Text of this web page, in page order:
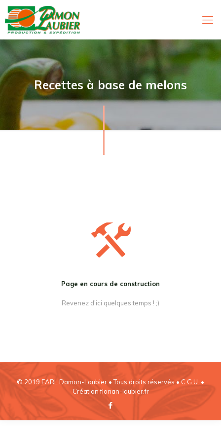
Recettes à base de melons
Page en cours de construction
Revenez d'ici quelques temps ! ;)
© 2019 EARL Damon-Laubier • Tous droits réservés •C.G.U. •
Créationflorian-laubier.fr